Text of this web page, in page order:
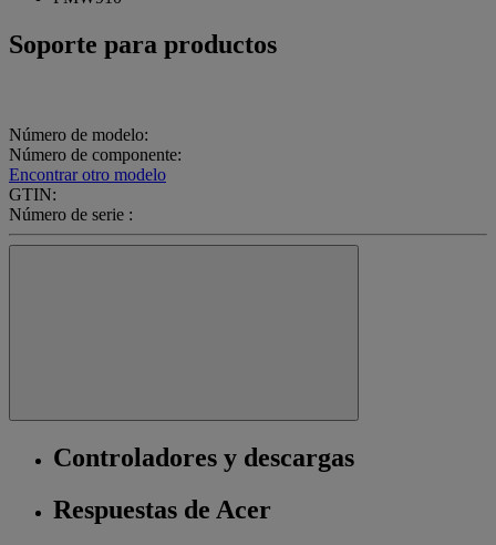
Soporte para productos
Número de modelo:
Número de componente:
Encontrar otro modelo
GTIN:
Número de serie :
Controladores y descargas
Respuestas de Acer